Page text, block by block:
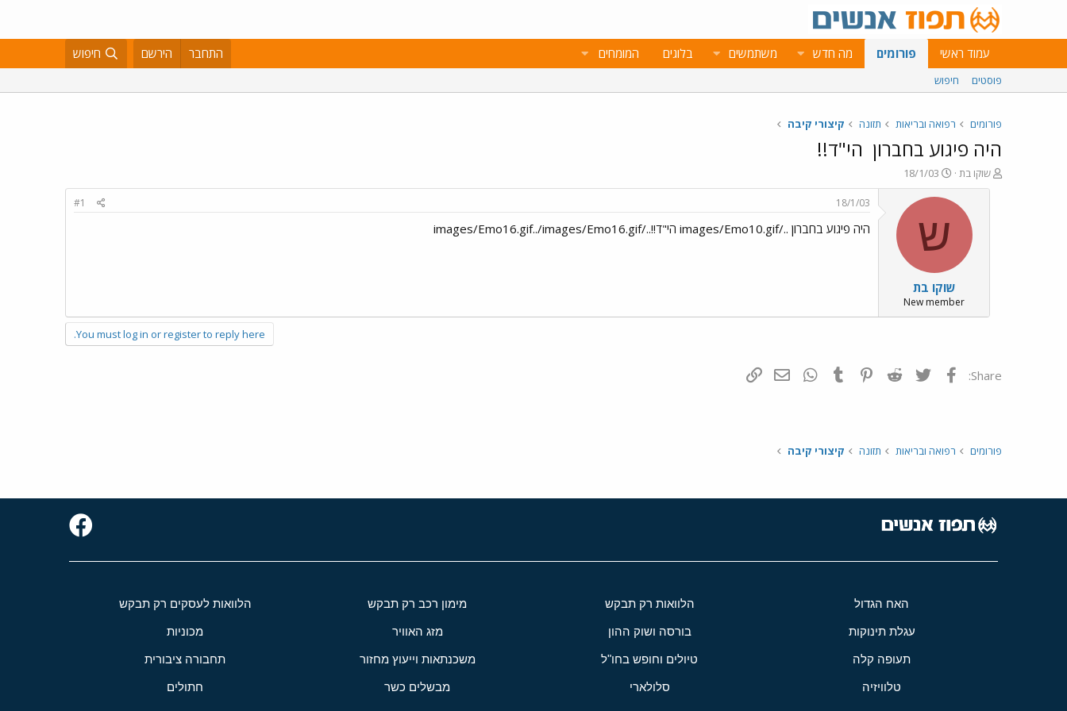
עמוד ראשי פורומים מה חדש משתמשים בלוגים המומחים התחבר הירשם חיפוש
פוסטים חיפוש
פורומים רפואה ובריאות תזונה קיצורי קיבה
היה פיגוע בחברון הי"ד!!
פ
ו
שוקו בת
פ
ו
ר
ם
ב
א
ר
י
ך
18/1/03
ש
שוקו בת
New member
18/1/03
#1
היה פיגוע בחברון ../images/Emo10.gif הי"ד!!../images/Emo16.gif../images/Emo16.gif
You must log in or register to reply here.
Share: פייסבוק Twitter
Reddit
Pinterest
Tumblr
WhatsAppדואר אלקטרוני
פורומים רפואה ובריאות תזונה קיצורי קיבה
האח הגדול הלוואות רק תבקש מימון רכב רק תבקש הלוואות לעסקים רק תבקש
עגלת תינוקות בורסה ושוק ההון מזג האוויר מכוניות
תעופה קלה טיולים וחופש בחו"ל משכנתאות וייעוץ מחזור תחבורה ציבורית
טלוויזיה סלולארי מבשלים כשר חתולים